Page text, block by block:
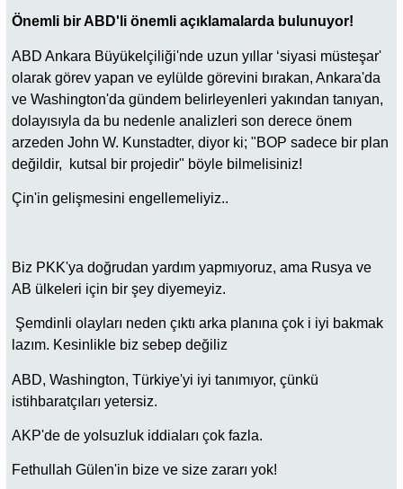
Önemli bir ABD'li önemli açıklamalarda bulunuyor!
ABD Ankara Büyükelçiliği'nde uzun yıllar ‘siyasi müsteşar'
olarak görev yapan ve eylülde görevini bırakan, Ankara'da
ve Washington'da gündem belirleyenleri yakından tanıyan,
dolayısıyla da bu nedenle analizleri son derece önem
arzeden John W. Kunstadter, diyor ki; "BOP sadece bir plan
değildir, kutsal bir projedir" böyle bilmelisiniz!
Çin'in gelişmesini engellemeliyiz..
Biz PKK'ya doğrudan yardım yapmıyoruz, ama Rusya ve
AB ülkeleri için bir şey diyemeyiz.
Şemdinli olayları neden çıktı arka planına çok i iyi bakmak
lazım. Kesinlikle biz sebep değiliz
ABD, Washington, Türkiye'yi iyi tanımıyor, çünkü
istihbaratçıları yetersiz.
AKP'de de yolsuzluk iddiaları çok fazla.
Fethullah Gülen'in bize ve size zararı yok!